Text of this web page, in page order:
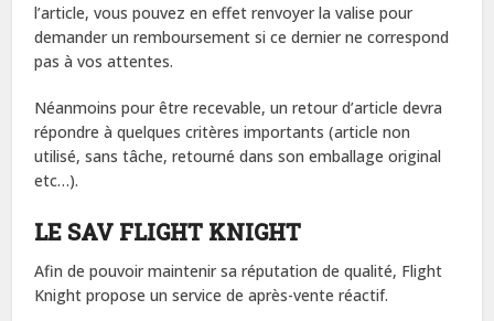
l’article, vous pouvez en effet renvoyer la valise pour
demander un remboursement si ce dernier ne correspond
pas à vos attentes.
Néanmoins pour être recevable, un retour d’article devra
répondre à quelques critères importants (article non
utilisé, sans tâche, retourné dans son emballage original
etc…).
LE SAV FLIGHT KNIGHT
Afin de pouvoir maintenir sa réputation de qualité, Flight
Knight propose un service de après-vente réactif.